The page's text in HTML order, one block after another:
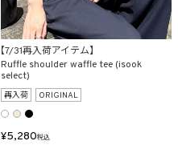
【7/31再入荷アイテム】
Ruffle shoulder waffle tee (isook
select)
再入荷 ORIGINAL
¥5,280税込